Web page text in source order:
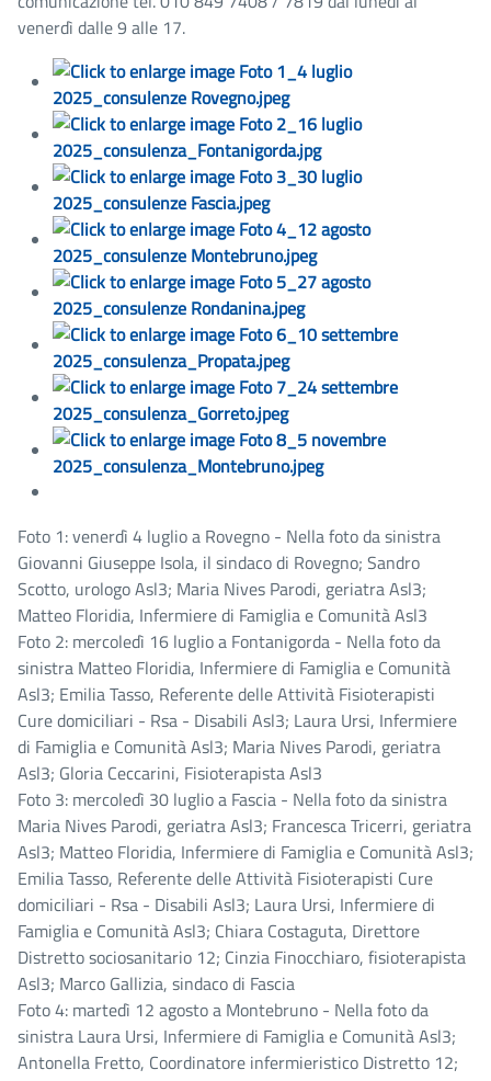
venerdì dalle 9 alle 17.
Foto 1: venerdì 4 luglio a Rovegno - Nella foto da sinistra
Giovanni Giuseppe Isola, il sindaco di Rovegno; Sandro
Scotto, urologo Asl3; Maria Nives Parodi, geriatra Asl3;
Matteo Floridia, Infermiere di Famiglia e Comunità Asl3
Foto 2: mercoledì 16 luglio a Fontanigorda - Nella foto da
sinistra Matteo Floridia, Infermiere di Famiglia e Comunità
Asl3; Emilia Tasso, Referente delle Attività Fisioterapisti
Cure domiciliari - Rsa - Disabili Asl3; Laura Ursi, Infermiere
di Famiglia e Comunità Asl3; Maria Nives Parodi, geriatra
Asl3; Gloria Ceccarini, Fisioterapista Asl3
Foto 3: mercoledì 30 luglio a Fascia - Nella foto da sinistra
Maria Nives Parodi, geriatra Asl3; Francesca Tricerri, geriatra
Asl3; Matteo Floridia, Infermiere di Famiglia e Comunità Asl3;
Emilia Tasso, Referente delle Attività Fisioterapisti Cure
domiciliari - Rsa - Disabili Asl3; Laura Ursi, Infermiere di
Famiglia e Comunità Asl3; Chiara Costaguta, Direttore
Distretto sociosanitario 12; Cinzia Finocchiaro, fisioterapista
Asl3; Marco Gallizia, sindaco di Fascia
Foto 4: martedì 12 agosto a Montebruno - Nella foto da
sinistra Laura Ursi, Infermiere di Famiglia e Comunità Asl3;
Antonella Fretto, Coordinatore infermieristico Distretto 12;